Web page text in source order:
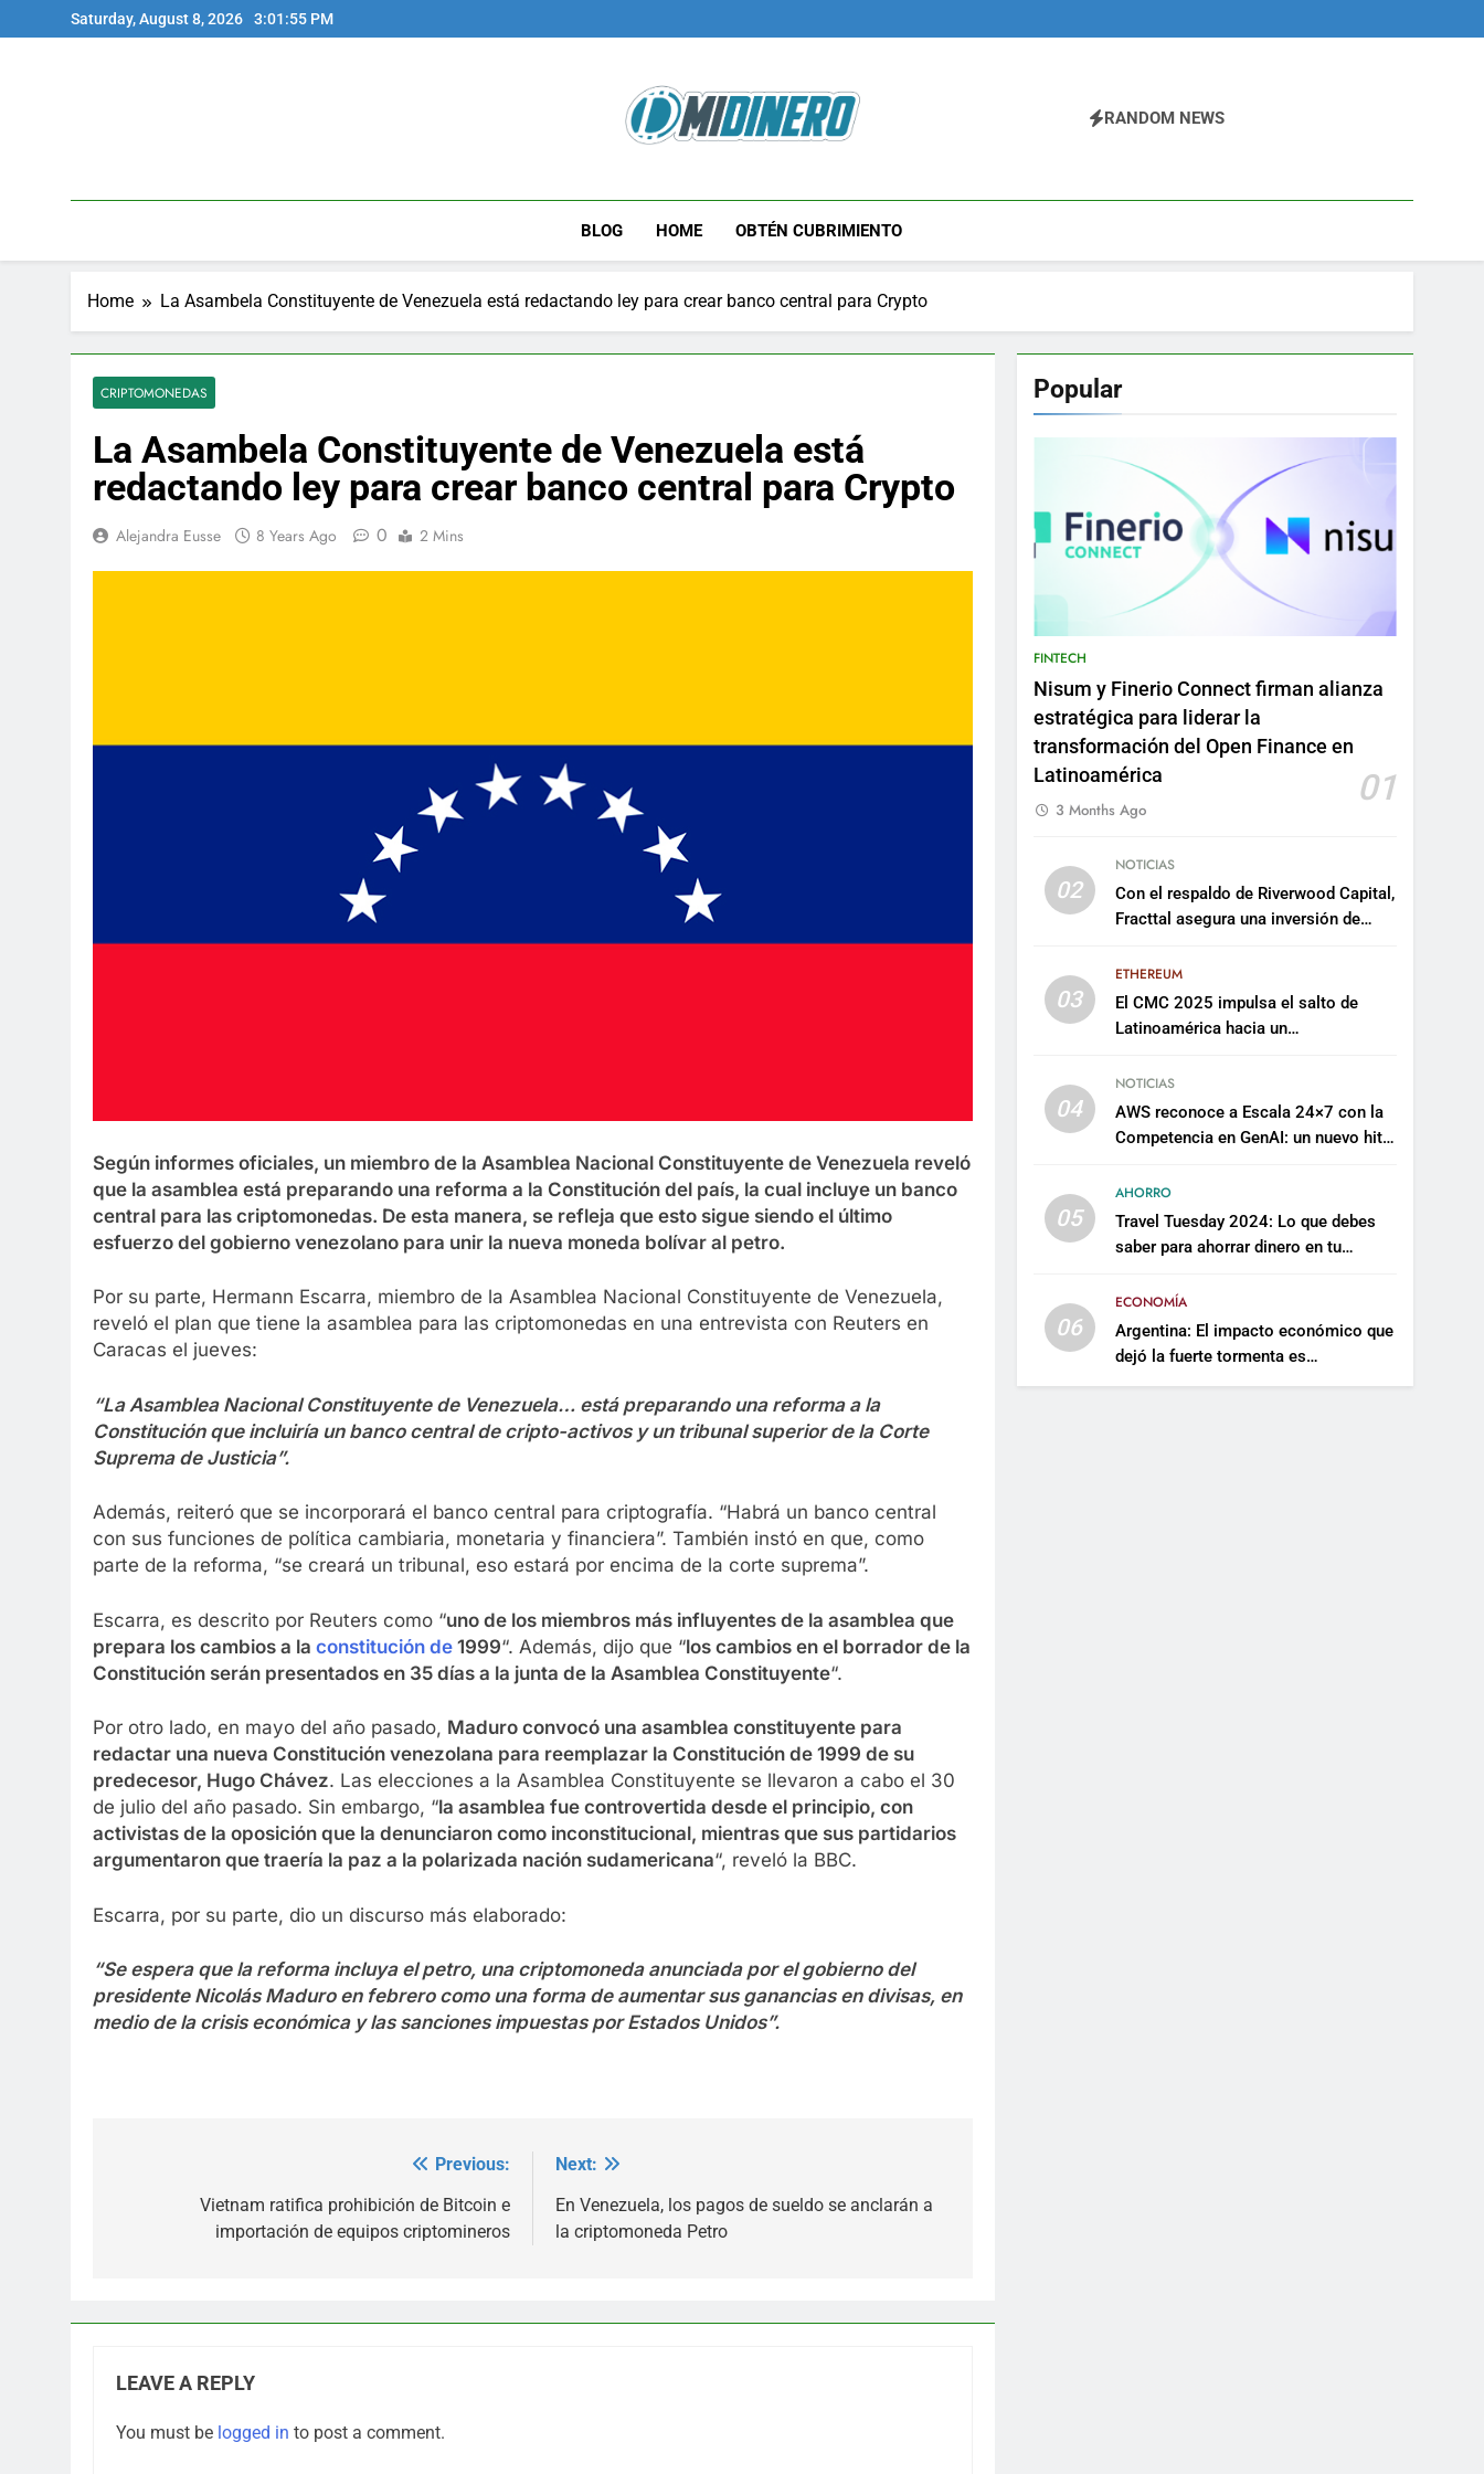
to
Saturday, August 8, 2026 3:01:55 PM
Midinero.co
RANDOM NEWS
BLOG HOME OBTÉN CUBRIMIENTO
Home La Asambela Constituyente de Venezuela está redactando ley para crear banco central para Crypto
CRIPTOMONEDAS
La Asambela Constituyente de Venezuela está
redactando ley para crear banco central para Crypto
Alejandra Eusse 8 Years Ago 0 2 Mins
Según informes oficiales, un miembro de la Asamblea Nacional Constituyente de Venezuela reveló
que la asamblea está preparando una reforma a la Constitución del país, la cual incluye un banco
central para las criptomonedas. De esta manera, se refleja que esto sigue siendo el último
esfuerzo del gobierno venezolano para unir la nueva moneda bolívar al petro.
Por su parte, Hermann Escarra, miembro de la Asamblea Nacional Constituyente de Venezuela,
reveló el plan que tiene la asamblea para las criptomonedas en una entrevista con Reuters en
Caracas el jueves:
“La Asamblea Nacional Constituyente de Venezuela… está preparando una reforma a la
Constitución que incluiría un banco central de cripto-activos y un tribunal superior de la Corte
Suprema de Justicia”.
Además, reiteró que se incorporará el banco central para criptografía. “Habrá un banco central
con sus funciones de política cambiaria, monetaria y financiera”. También instó en que, como
parte de la reforma, “se creará un tribunal, eso estará por encima de la corte suprema”.
Escarra, es descrito por Reuters como “uno de los miembros más influyentes de la asamblea que
prepara los cambios a la constitución de 1999“. Además, dijo que “los cambios en el borrador de la
Constitución serán presentados en 35 días a la junta de la Asamblea Constituyente“.
Por otro lado, en mayo del año pasado, Maduro convocó una asamblea constituyente para
redactar una nueva Constitución venezolana para reemplazar la Constitución de 1999 de su
predecesor, Hugo Chávez. Las elecciones a la Asamblea Constituyente se llevaron a cabo el 30
de julio del año pasado. Sin embargo, “la asamblea fue controvertida desde el principio, con
activistas de la oposición que la denunciaron como inconstitucional, mientras que sus partidarios
argumentaron que traería la paz a la polarizada nación sudamericana“, reveló la BBC.
Escarra, por su parte, dio un discurso más elaborado:
“Se espera que la reforma incluya el petro, una criptomoneda anunciada por el gobierno del
presidente Nicolás Maduro en febrero como una forma de aumentar sus ganancias en divisas, en
medio de la crisis económica y las sanciones impuestas por Estados Unidos”.
navigation
Previous:
Vietnam ratifica prohibición de Bitcoin e
importación de equipos criptomineros
Next:
En Venezuela, los pagos de sueldo se anclarán a
la criptomoneda Petro
LEAVE A REPLY
You must be logged in to post a comment.
Popular
FINTECH
Nisum y Finerio Connect firman alianza
estratégica para liderar la
transformación del Open Finance en
Latinoamérica
01
3 Months Ago
02
NOTICIAS
Con el respaldo de Riverwood Capital,
Fracttal asegura una inversión de
plataforma
03
ETHEREUM
El CMC 2025 impulsa el salto de
Latinoamérica hacia un
sostenible
04
NOTICIAS
AWS reconoce a Escala 24×7 con la
Competencia en GenAI: un nuevo hito
artificial empresarial
05
AHORRO
Travel Tuesday 2024: Lo que debes
saber para ahorrar dinero en tu
06
ECONOMÍA
Argentina: El impacto económico que
dejó la fuerte tormenta es
incalculable